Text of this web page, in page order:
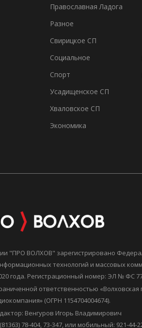
Православная Ладога
Разное
Свирицкое СП
Социальное
Спорт
Усадищенское СП
Хваловское СП
Экономика
"ПРО ВОЛХОВ" зарегистрировано
технологий и массовых
года. Регистрационный номер: ЭЛ № ФС
ответственностью «Волховская
(ОГРН 1154704004674).
Венгуров Игорь Владимирович
78-404, 73-347, или мобильный: 921-44-